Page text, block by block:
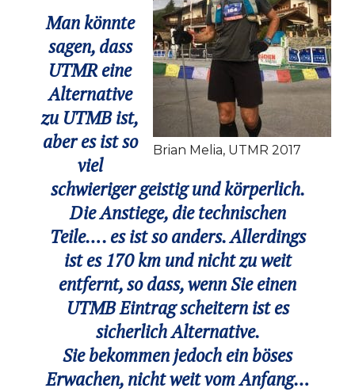
Brian Melia, UTMR 2017
Man könnte
sagen, dass
UTMR eine
Alternative
zu UTMB ist,
aber es ist so
viel
schwieriger geistig und körperlich.
Die Anstiege, die technischen
Teile…. es ist so anders. Allerdings
ist es 170 km und nicht zu weit
entfernt, so dass, wenn Sie einen
UTMB Eintrag scheitern ist es
sicherlich Alternative.
Sie bekommen jedoch ein böses
Erwachen, nicht weit vom Anfang…